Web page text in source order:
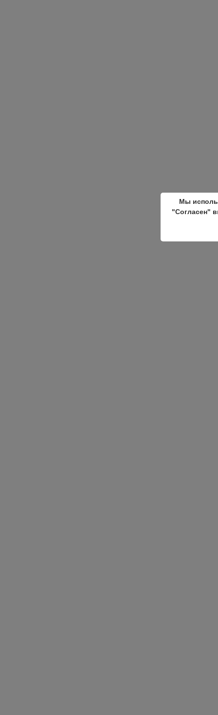
Мы
"Согласен"